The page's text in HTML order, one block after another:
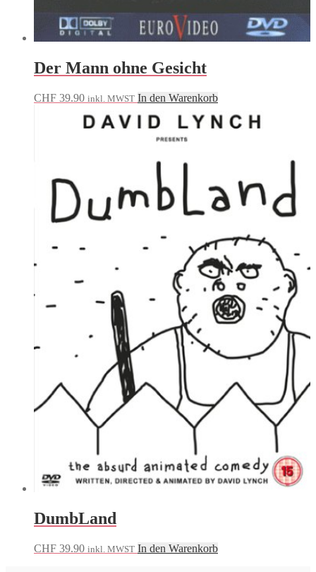
Der Mann ohne Gesicht
CHF 39.90 inkl. MWST In den Warenkorb
DumbLand
CHF 39.90 inkl. MWST In den Warenkorb